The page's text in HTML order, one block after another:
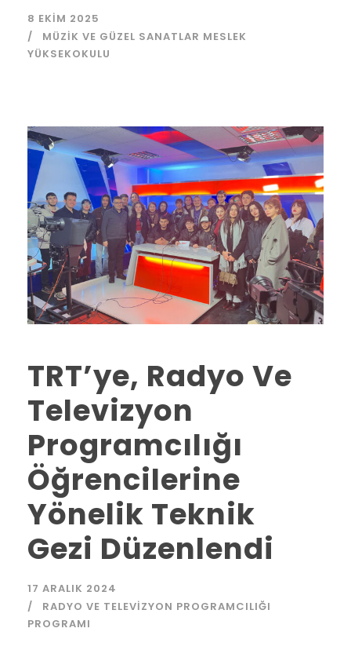
8 EKIM 2025
MÜZIK VE GÜZEL SANATLAR MESLEK
YÜKSEKOKULU
TRT’ye, Radyo Ve
Televizyon
Programcılığı
Öğrencilerine
Yönelik Teknik
Gezi Düzenlendi
17 ARALIK 2024
RADYO VE TELEVIZYON PROGRAMCILIĞI
PROGRAMI